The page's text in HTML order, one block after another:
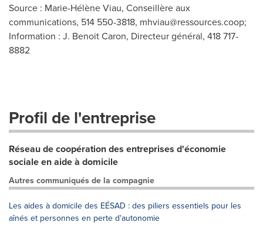
Source : Marie-Hélène Viau, Conseillère aux
communications, 514 550-3818, mhviau@ressources.coop;
Information : J. Benoit Caron, Directeur général, 418 717-
8882
Profil de l'entreprise
Réseau de coopération des entreprises d'économie
sociale en aide à domicile
Autres communiqués de la compagnie
Les aides à domicile des EÉSAD : des piliers essentiels pour les
aînés et personnes en perte d'autonomie